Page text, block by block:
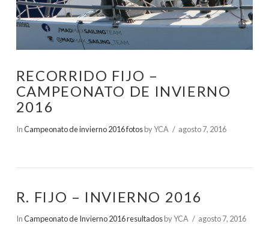
RECORRIDO FIJO –
CAMPEONATO DE INVIERNO
2016
InCampeonato de invierno 2016 fotosby YCA agosto 7, 2016
R. FIJO – INVIERNO 2016
InCampeonato de Invierno 2016 resultadosby YCA agosto 7, 2016